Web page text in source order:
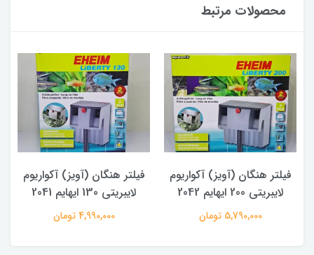
محصولات مرتبط
فیلتر هنگان (آویز) آکواریوم
لایبریتی 200 ایهایم 2042
5,790,000 تومان
فیلتر هنگان (آویز) آکواریوم
لایبریتی 130 ایهایم 2041
4,990,000 تومان